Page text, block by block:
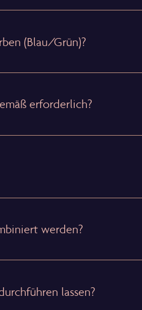
(Blau/Grün)?
erforderlich?
werden?
lassen?